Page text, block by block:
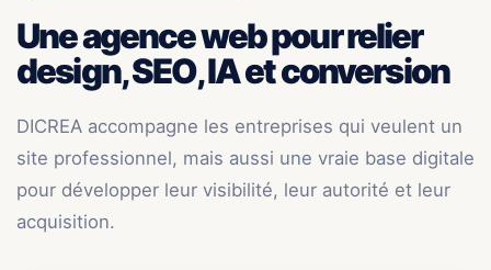
Une agence web pour relier
design, SEO, IA et conversion
DICREA accompagne les entreprises qui veulent un
site professionnel, mais aussi une vraie base digitale
pour développer leur visibilité, leur autorité et leur
acquisition.